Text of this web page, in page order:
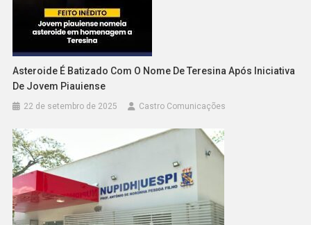
Asteroide É Batizado Com O Nome De Teresina Após Iniciativa
De Jovem Piauiense
22 de setembro de 2025 Castro Comunicações